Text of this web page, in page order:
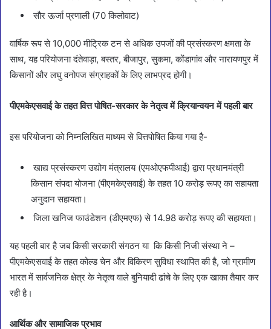
सौर ऊर्जा प्रणाली (70 किलोवाट)
वार्षिक रूप से 10,000 मीट्रिक टन से अधिक उपजों की प्रसंस्करण क्षमता के
साथ, यह परियोजना दंतेवाड़ा, बस्तर, बीजापुर, सुकमा, कोंडागांव और नारायणपुर में
किसानों और लघु वनोपज संग्राहकों के लिए लाभप्रद होगी।
पीएमकेएसवाई के तहत वित्त पोषित-सरकार के नेतृत्व में क्रियान्वयन में पहली बार
इस परियोजना को निम्नलिखित माध्यम से वित्तपोषित किया गया है-
खाद्य प्रसंस्करण उद्योग मंत्रालय (एमओएफपीआई) द्वारा प्रधानमंत्री
किसान संपदा योजना (पीएमकेएसवाई) के तहत 10 करोड़ रूपए का सहायता
अनुदान सहायता।
जिला खनिज फाउंडेशन (डीएमएफ) से 14.98 करोड़ रूपए की सहायता।
यह पहली बार है जब किसी सरकारी संगठन या कि किसी निजी संस्था ने –
पीएमकेएसवाई के तहत कोल्ड चेन और विकिरण सुविधा स्थापित की है, जो ग्रामीण
भारत में सार्वजनिक क्षेत्र के नेतृत्व वाले बुनियादी ढांचे के लिए एक खाका तैयार कर
रही है।
आर्थिक और सामाजिक प्रभाव